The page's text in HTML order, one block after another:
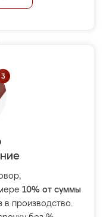
10% от суммы
в производство.